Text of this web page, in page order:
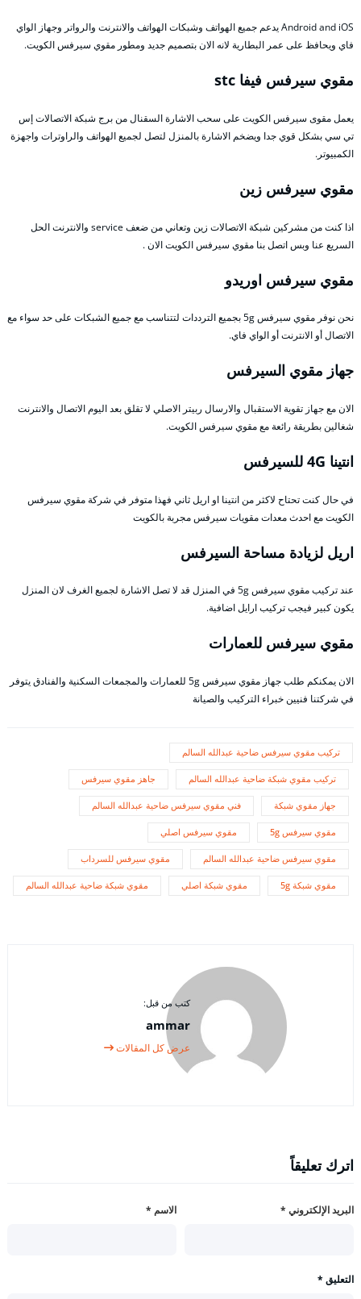
Android and iOS يدعم جميع الهواتف وشبكات الهواتف والانترنت والرواتر وجهاز الواي
فاي ويحافظ على عمر البطارية لانه الان بتصميم جديد ومطور مقوي سيرفس الكويت.
مقوي سيرفس فيفا stc
يعمل مقوى سيرفس الكويت على سحب الاشارة السقنال من برج شبكة الاتصالات إس
تي سي بشكل قوي جدا ويضخم الاشارة بالمنزل لتصل لجميع الهواتف والراوترات واجهزة
الكمبيوتر.
مقوي سيرفس زين
اذا كنت من مشركين شبكة الاتصالات زين وتعاني من ضعف service والانترنت الحل
السريع عنا وبس اتصل بنا مقوي سيرفس الكويت الان .
مقوي سيرفس اوريدو
نحن نوفر مقوي سيرفس 5g بجميع الترددات لتتناسب مع جميع الشبكات على حد سواء مع
الاتصال أو الانترنت أو الواي فاي.
جهاز مقوي السيرفس
الان مع جهاز تقوية الاستقبال والارسال ربيتر الاصلي لا تقلق بعد اليوم الاتصال والانترنت
شغالين بطريقة رائعة مع مقوي سيرفس الكويت.
انتينا 4G للسيرفس
في حال كنت تحتاح لاكثر من انتينا او اريل ثاني فهذا متوفر في شركة مقوي سيرفس
الكويت مع احدث معدات مقويات سيرفس مجربة بالكويت
اريل لزيادة مساحة السيرفس
عند تركيب مقوي سيرفس 5g في المنزل قد لا تصل الاشارة لجميع الغرف لان المنزل
يكون كبير فيجب تركيب ارايل اضافية.
مقوي سيرفس للعمارات
الان يمكنكم طلب جهاز مقوي سيرفس 5g للعمارات والمجمعات السكنية والفنادق يتوفر
في شركتنا فنيين خبراء التركيب والصيانة
تركيب مقوي سيرفس ضاحية عبدالله السالم
تركيب مقوي شبكة ضاحية عبدالله السالم جاهز مقوي سيرفس
جهاز مقوي شبكة فني مقوي سيرفس ضاحية عبدالله السالم
مقوي سيرفس 5g مقوي سيرفس اصلي
مقوي سيرفس ضاحية عبدالله السالم مقوي سيرفس للسرداب
مقوي شبكة 5g مقوي شبكة اصلي مقوي شبكة ضاحية عبدالله السالم
كتب من قبل:
ammar
عرض كل المقالات
اترك تعليقاً
الاسم * البريد الإلكتروني *
التعليق *